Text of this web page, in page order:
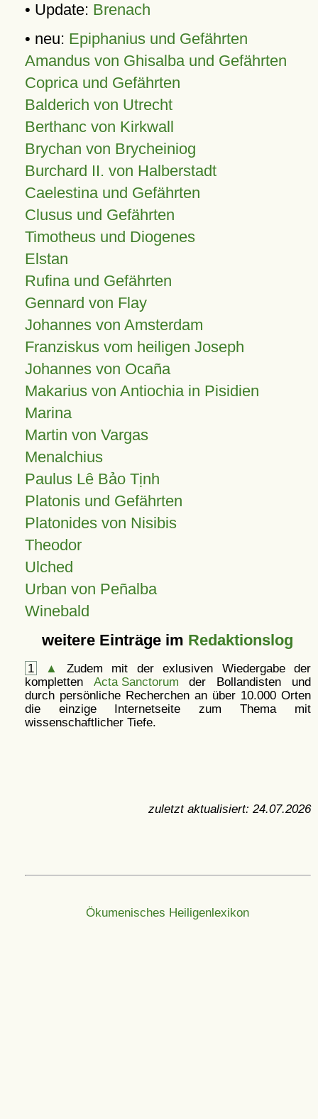
• Update: Brenach
• neu: Epiphanius und Gefährten
Amandus von Ghisalba und Gefährten
Coprica und Gefährten
Balderich von Utrecht
Berthanc von Kirkwall
Brychan von Brycheiniog
Burchard II. von Halberstadt
Caelestina und Gefährten
Clusus und Gefährten
Timotheus und Diogenes
Elstan
Rufina und Gefährten
Gennard von Flay
Johannes von Amsterdam
Franziskus vom heiligen Joseph
Johannes von Ocaña
Makarius von Antiochia in Pisidien
Marina
Martin von Vargas
Menalchius
Paulus Lê Bảo Tịnh
Platonis und Gefährten
Platonides von Nisibis
Theodor
Ulched
Urban von Peñalba
Winebald
weitere Einträge im Redaktionslog
1 ▲
Zudem mit der exlusiven Wiedergabe der
kompletten Acta Sanctorum der Bollandisten und
durch persönliche Recherchen an über 10.000 Orten
die einzige Internetseite zum Thema mit
wissenschaftlicher Tiefe.
zuletzt aktualisiert: 24.07.2026
Ökumenisches Heiligenlexikon